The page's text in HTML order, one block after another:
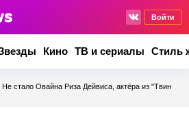
Войти
Кино ТВ и сериалы Стиль
Не стало Овайна Риза Дейвиса, актёра из "Твин